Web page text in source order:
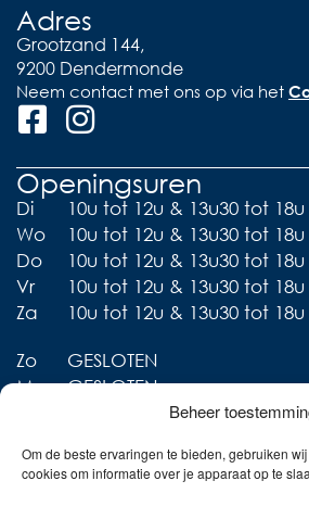
Beheer
Om de beste ervaringen te bieden, gebruiken
cookies om informatie over je apparaat op te
Adres
Grootzand 144,
9200 Dendermonde
Neem contact met ons op via het
Openingsuren
Di
10u tot 12u & 13u30 tot 18u
Wo
10u tot 12u & 13u30 tot 18u
Do
10u tot 12u & 13u30 tot 18u
Vr
10u tot 12u & 13u30 tot 18u
Za
10u tot 12u & 13u30 tot 18u
Zo
GESLOTEN
Ma
GESLOTEN